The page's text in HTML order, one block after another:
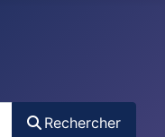
Rechercher